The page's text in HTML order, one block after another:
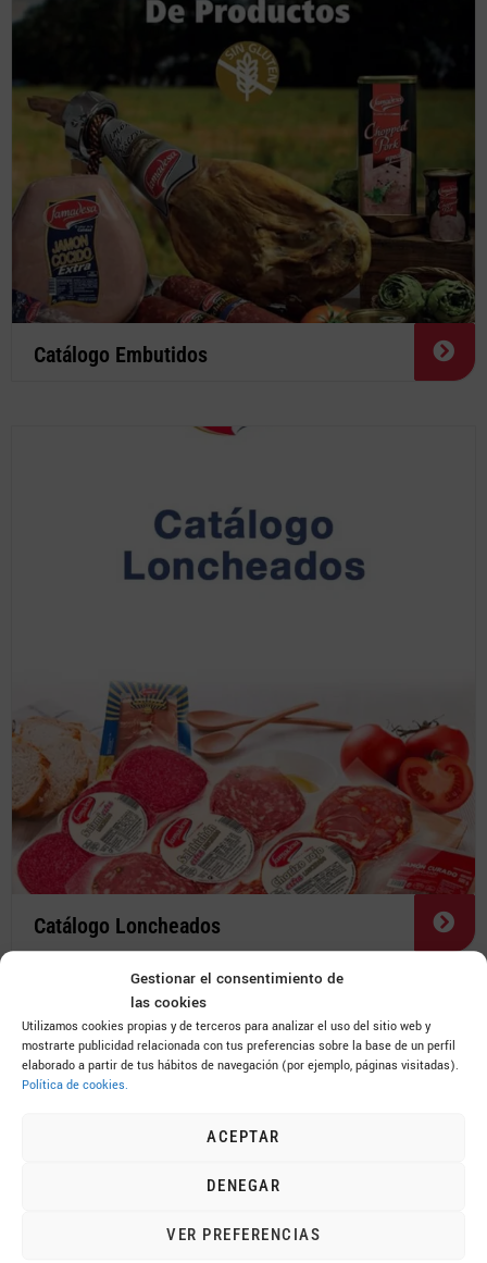
Gestionar el consentimiento de
las cookies
Utilizamos cookies propias y de terceros para analizar el uso del sitio web y
mostrarte publicidad relacionada con tus preferencias sobre la base de un perfil
elaborado a partir de tus hábitos de navegación (por ejemplo, páginas visitadas).
Política de cookies.
ACEPTAR
DENEGAR
VER PREFERENCIAS
Catálogo Embutidos
Catálogo Loncheados